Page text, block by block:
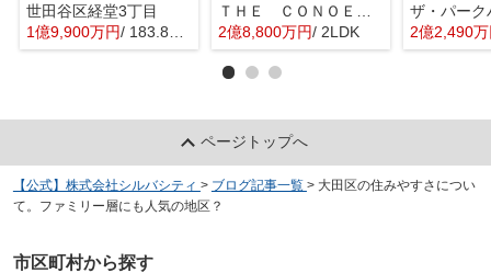
世田谷区経堂3丁目
1億9,900万円/ 183.82㎡
2億8,800万円/ 2LDK 2億2,490
ページトップへ
【公式】株式会社シルバシティ > ブログ記事一覧 > 大田区の住みやすさについ
て。ファミリー層にも人気の地区？
市区町村から探す